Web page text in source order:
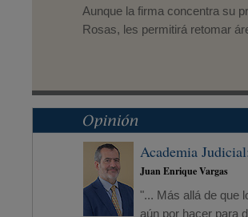
Aunque la firma concentra su
Rosas, les permitirá retomar
Academia
Juan Enrique Vargas
"... Más allá de que
aún por hacer para